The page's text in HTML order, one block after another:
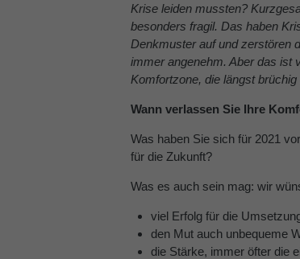
Krise leiden mussten?
besonders fragil. Das haben
Denkmuster auf und zerstören
immer angenehm. Aber das ist
Komfortzone, die längst
Wann verlassen Sie Ihre
Was haben Sie sich für 2021
für die Zukunft?
Was es auch sein mag: wir
viel Erfolg für die
den Mut auch unbequeme
die Stärke, immer öfter die